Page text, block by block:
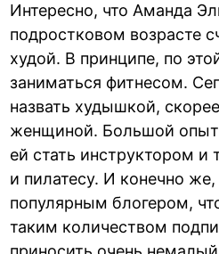
Интересно, что Аманда
подростковом возрасте
худой. В принципе, по
заниматься фитнесом.
назвать худышкой,
женщиной. Большой опыт
ей стать инструктором и
и пилатесу. И конечно же,
популярным блогером,
таким количеством